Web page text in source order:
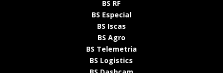
BS RF
BS Especial
BS Iscas
BS Agro
BS Telemetria
BS Logistics